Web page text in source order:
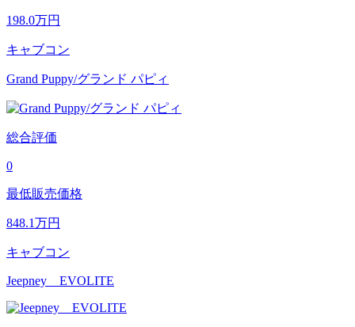
198.0万円
キャブコン
Grand Puppy/グランド パピィ
総合評価
0
最低販売価格
848.1万円
キャブコン
Jeepney EVOLITE